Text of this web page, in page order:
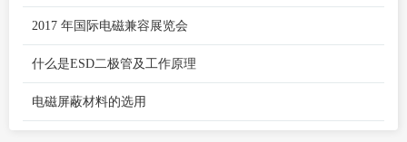
2017 年国际电磁兼容展览会
什么是ESD二极管及工作原理
电磁屏蔽材料的选用